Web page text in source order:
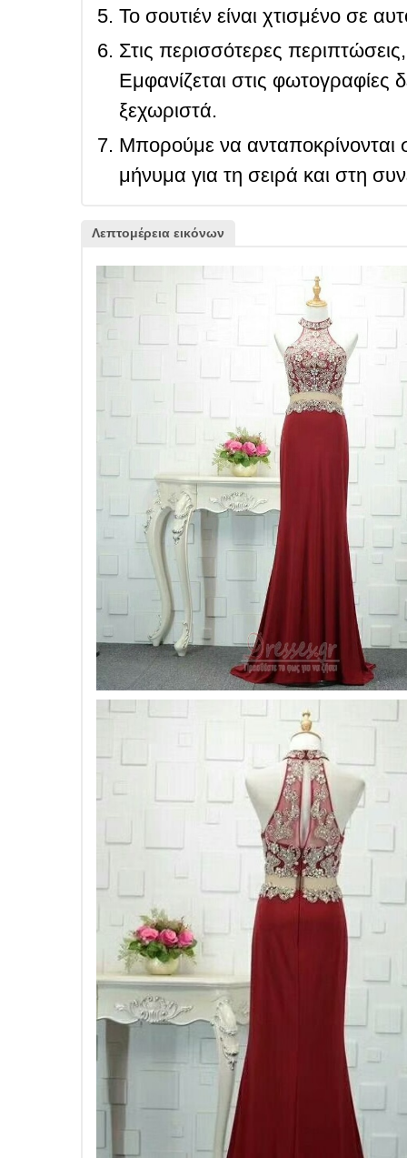
Το σουτιέν είναι χτισμένο σε
Στις περισσότερες
Εμφανίζεται στις φωτογραφίες
ξεχωριστά.
Μπορούμε να ανταποκρίνονται
μήνυμα για τη σειρά και στη
Λεπτομέρεια εικόνων